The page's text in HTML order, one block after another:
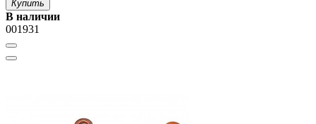
Купить
В наличии
001931